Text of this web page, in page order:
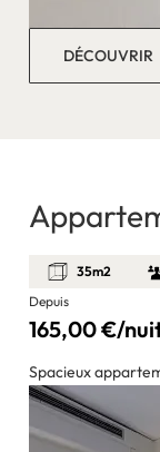
DÉCOUVRIR
35m2
Depuis
165,00 €/
Spacieux